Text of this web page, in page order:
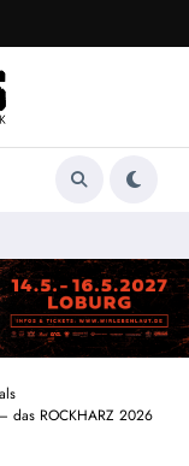
das ROCKHARZ 2026